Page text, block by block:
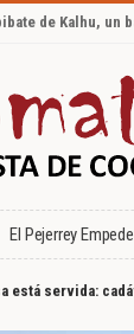
de Kalhu, un
El Pejerrey
está servida: